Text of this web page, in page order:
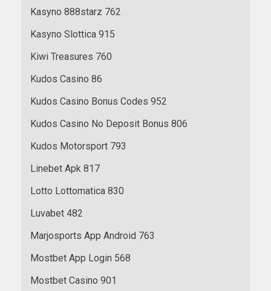
Kasyno 888starz 762
Kasyno Slottica 915
Kiwi Treasures 760
Kudos Casino 86
Kudos Casino Bonus Codes 952
Kudos Casino No Deposit Bonus 806
Kudos Motorsport 793
Linebet Apk 817
Lotto Lottomatica 830
Luvabet 482
Marjosports App Android 763
Mostbet App Login 568
Mostbet Casino 901